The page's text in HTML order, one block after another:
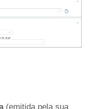
(emitida pela sua